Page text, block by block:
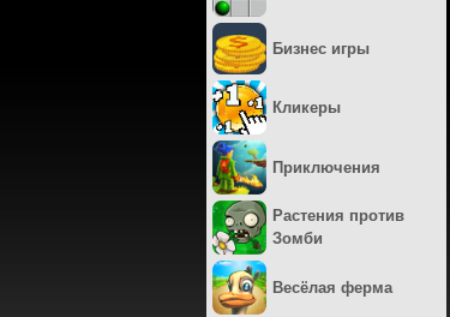
Бизнес игры
Кликеры
Приключения
Растения против
Зомби
Весёлая ферма